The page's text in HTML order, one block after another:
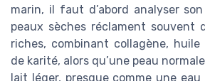
marin, il faut d’abord analyser
peaux sèches réclament souvent
riches, combinant collagène,
de karité, alors qu’une peau
lait léger, presque comme une